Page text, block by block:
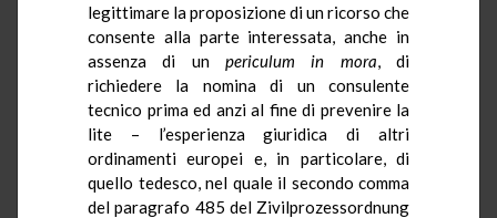
legittimare la proposizione di un ricorso che
consente alla parte interessata, anche in
assenza di un periculum in mora, di
richiedere la nomina di un consulente
tecnico prima ed anzi al fine di prevenire la
lite – l’esperienza giuridica di altri
ordinamenti europei e, in particolare, di
quello tedesco, nel quale il secondo comma
del paragrafo 485 del Zivilprozessordnung